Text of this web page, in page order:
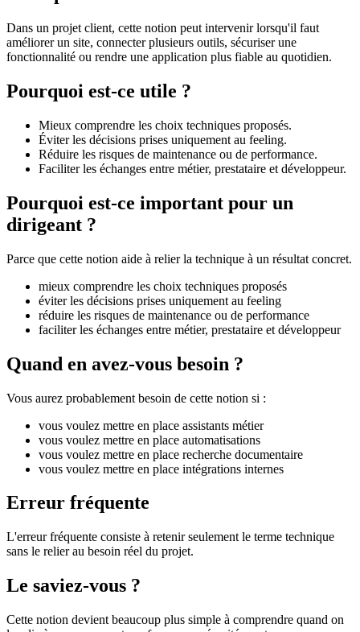
Dans un projet client, cette notion peut intervenir lorsqu'il faut
améliorer un site, connecter plusieurs outils, sécuriser une
fonctionnalité ou rendre une application plus fiable au quotidien.
Pourquoi est-ce utile ?
Mieux comprendre les choix techniques proposés.
Éviter les décisions prises uniquement au feeling.
Réduire les risques de maintenance ou de performance.
Faciliter les échanges entre métier, prestataire et développeur.
Pourquoi est-ce important pour un
dirigeant ?
Parce que cette notion aide à relier la technique à un résultat concret.
mieux comprendre les choix techniques proposés
éviter les décisions prises uniquement au feeling
réduire les risques de maintenance ou de performance
faciliter les échanges entre métier, prestataire et développeur
Quand en avez-vous besoin ?
Vous aurez probablement besoin de cette notion si :
vous voulez mettre en place assistants métier
vous voulez mettre en place automatisations
vous voulez mettre en place recherche documentaire
vous voulez mettre en place intégrations internes
Erreur fréquente
L'erreur fréquente consiste à retenir seulement le terme technique
sans le relier au besoin réel du projet.
Le saviez-vous ?
Cette notion devient beaucoup plus simple à comprendre quand on